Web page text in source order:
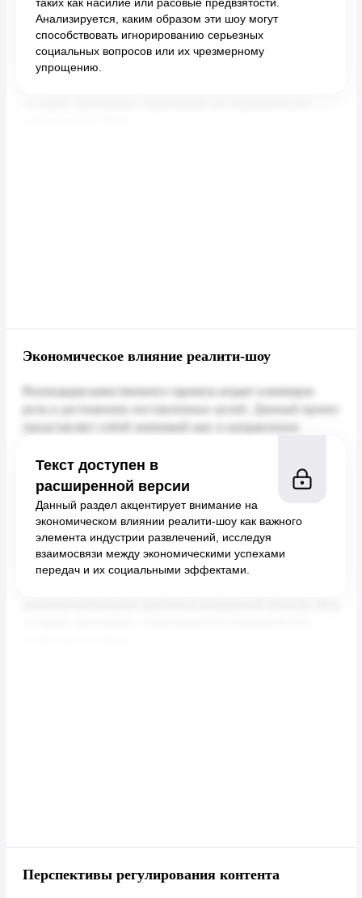
Анализируется, каким образом эти шоу могут
способствовать игнорированию серьезных
социальных вопросов или их чрезмерному
упрощению.
Экономическое влияние реалити-шоу
Текст доступен в
расширенной версии
Данный раздел акцентирует внимание на
экономическом влиянии реалити-шоу как важного
элемента индустрии развлечений, исследуя
взаимосвязи между экономическими успехами
передач и их социальными эффектами.
Перспективы регулирования контента